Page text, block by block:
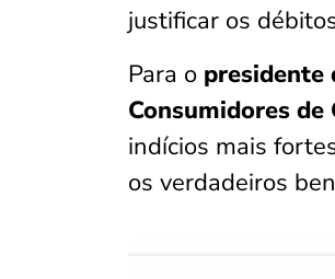
justificar os
Para o presidente
Consumidores
indícios mais
os verdadeiros